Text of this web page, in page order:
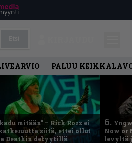
PALUU
mitään” – Rick Rozz ei
siitä, ettei ollut
Deathin debyytillä
6.
Now or
levyltä